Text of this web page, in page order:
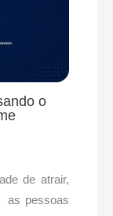
o
de atrair,
as pessoas